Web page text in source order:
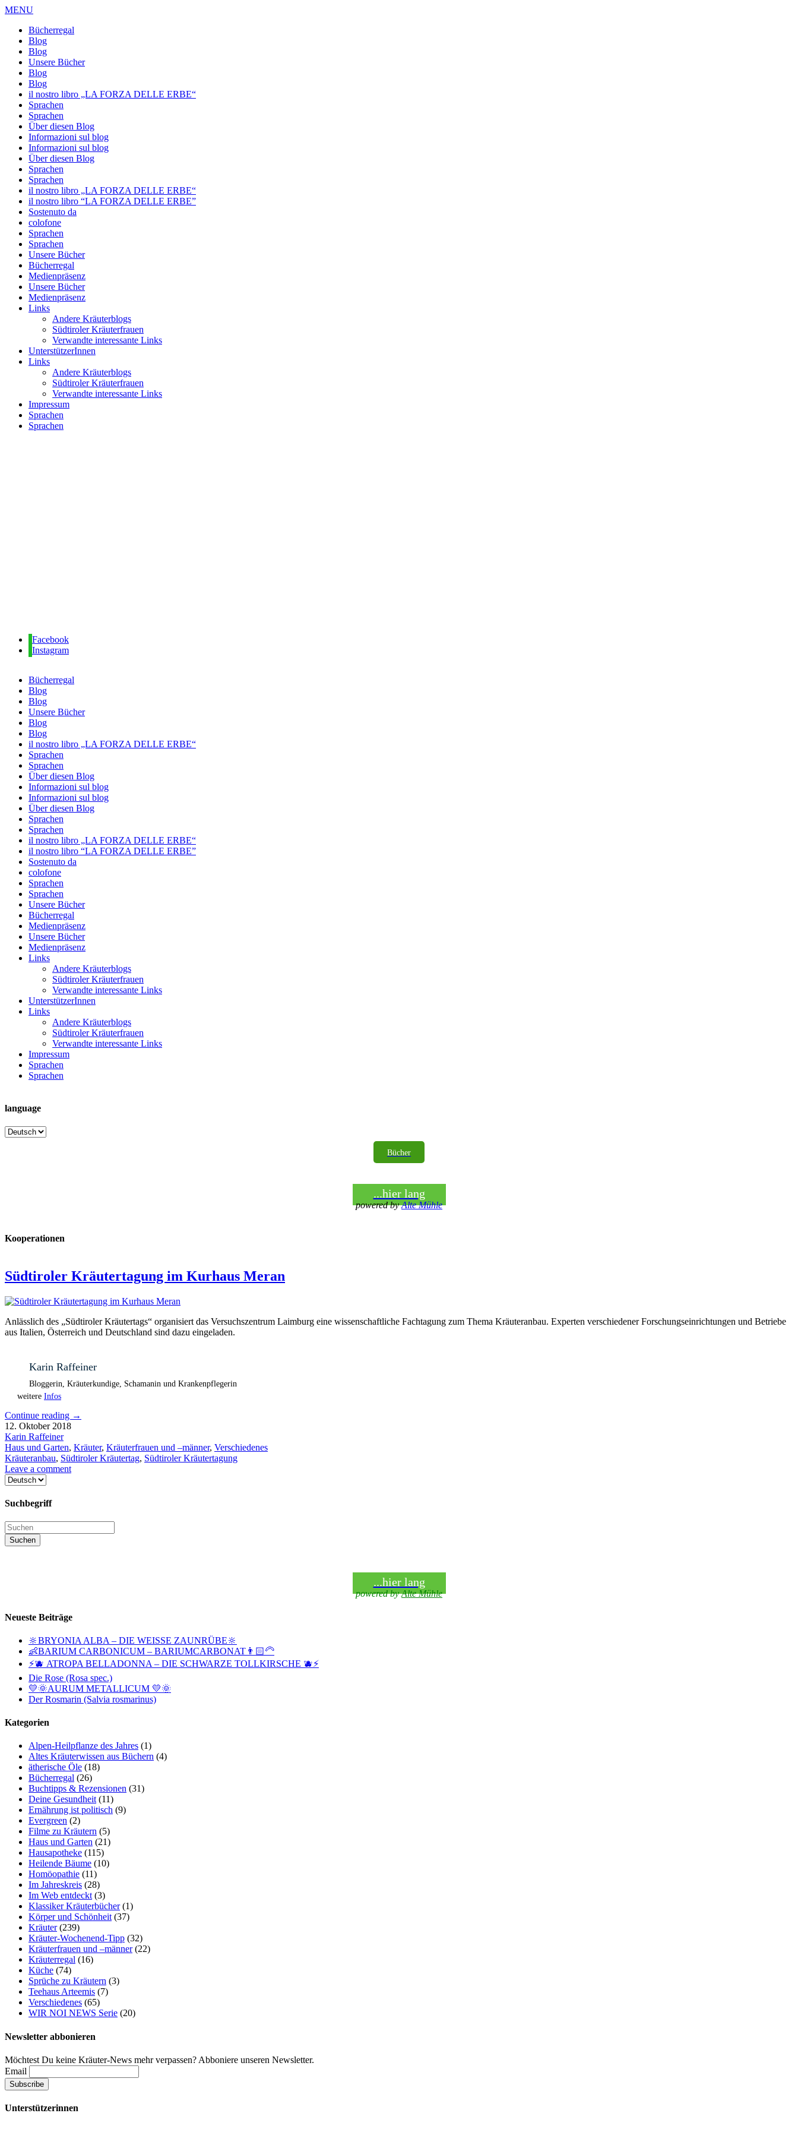
MENU
Bücherregal
Blog
Blog
Unsere Bücher
Blog
Blog
il nostro libro „LA FORZA DELLE ERBE“
Sprachen
Sprachen
Über diesen Blog
Informazioni sul blog
Informazioni sul blog
Über diesen Blog
Sprachen
Sprachen
il nostro libro „LA FORZA DELLE ERBE“
il nostro libro “LA FORZA DELLE ERBE”
Sostenuto da
colofone
Sprachen
Sprachen
Unsere Bücher
Bücherregal
Medienpräsenz
Unsere Bücher
Medienpräsenz
Links
Andere Kräuterblogs
Südtiroler Kräuterfrauen
Verwandte interessante Links
UnterstützerInnen
Links
Andere Kräuterblogs
Südtiroler Kräuterfrauen
Verwandte interessante Links
Impressum
Sprachen
Sprachen
Facebook
Instagram
Bücherregal
Blog
Blog
Unsere Bücher
Blog
Blog
il nostro libro „LA FORZA DELLE ERBE“
Sprachen
Sprachen
Über diesen Blog
Informazioni sul blog
Informazioni sul blog
Über diesen Blog
Sprachen
Sprachen
il nostro libro „LA FORZA DELLE ERBE“
il nostro libro “LA FORZA DELLE ERBE”
Sostenuto da
colofone
Sprachen
Sprachen
Unsere Bücher
Bücherregal
Medienpräsenz
Unsere Bücher
Medienpräsenz
Links
Andere Kräuterblogs
Südtiroler Kräuterfrauen
Verwandte interessante Links
UnterstützerInnen
Links
Andere Kräuterblogs
Südtiroler Kräuterfrauen
Verwandte interessante Links
Impressum
Sprachen
Sprachen
language
language
Bücher
...hier lang
powered byAlte Mühle
Kooperationen
Südtiroler Kräutertagung im Kurhaus Meran
Anlässlich des „Südtiroler Kräutertags“ organisiert das Versuchszentrum Laimburg eine wissenschaftliche Fachtagung zum Thema Kräuteranbau. Experten verschiedener Forschungseinrichtungen und Betriebe
aus Italien, Österreich und Deutschland sind dazu eingeladen.
Karin Raffeiner
Bloggerin, Kräuterkundige, Schamanin und Krankenpflegerin
weitere Infos
Continue reading →
12. Oktober 2018
Karin Raffeiner
Haus und Garten, Kräuter, Kräuterfrauen und –männer, Verschiedenes
Kräuteranbau, Südtiroler Kräutertag, Südtiroler Kräutertagung
Leave a comment
Sprache
Suchbegriff
...hier lang
powered byAlte Mühle
Neueste Beiträge
🔆BRYONIA ALBA – DIE WEISSE ZAUNRÜBE🔆
👶BARIUM CARBONICUM – BARIUMCARBONAT👨🏻‍🦳
⚡🫐 ATROPA BELLADONNA – DIE SCHWARZE TOLLKIRSCHE 🫐⚡
Die Rose (Rosa spec.)
💛🌞AURUM METALLICUM 💛🌞
Der Rosmarin (Salvia rosmarinus)
Kategorien
Alpen-Heilpflanze des Jahres (1)
Altes Kräuterwissen aus Büchern (4)
ätherische Öle (18)
Bücherregal (26)
Buchtipps & Rezensionen (31)
Deine Gesundheit (11)
Ernährung ist politisch (9)
Evergreen (2)
Filme zu Kräutern (5)
Haus und Garten (21)
Hausapotheke (115)
Heilende Bäume (10)
Homöopathie (11)
Im Jahreskreis (28)
Im Web entdeckt (3)
Klassiker Kräuterbücher(1)
Körper und Schönheit (37)
Kräuter(239)
Kräuter-Wochenend-Tipp (32)
Kräuterfrauen und –männer(22)
Kräuterregal (16)
Küche (74)
Sprüche zu Kräutern (3)
Teehaus Arteemis (7)
Verschiedenes (65)
WIR NOI NEWS Serie (20)
Newsletter abbonieren
Möchtest Du keine Kräuter-News mehr verpassen? Abboniere unseren Newsletter.
Email
Unterstützerinnen